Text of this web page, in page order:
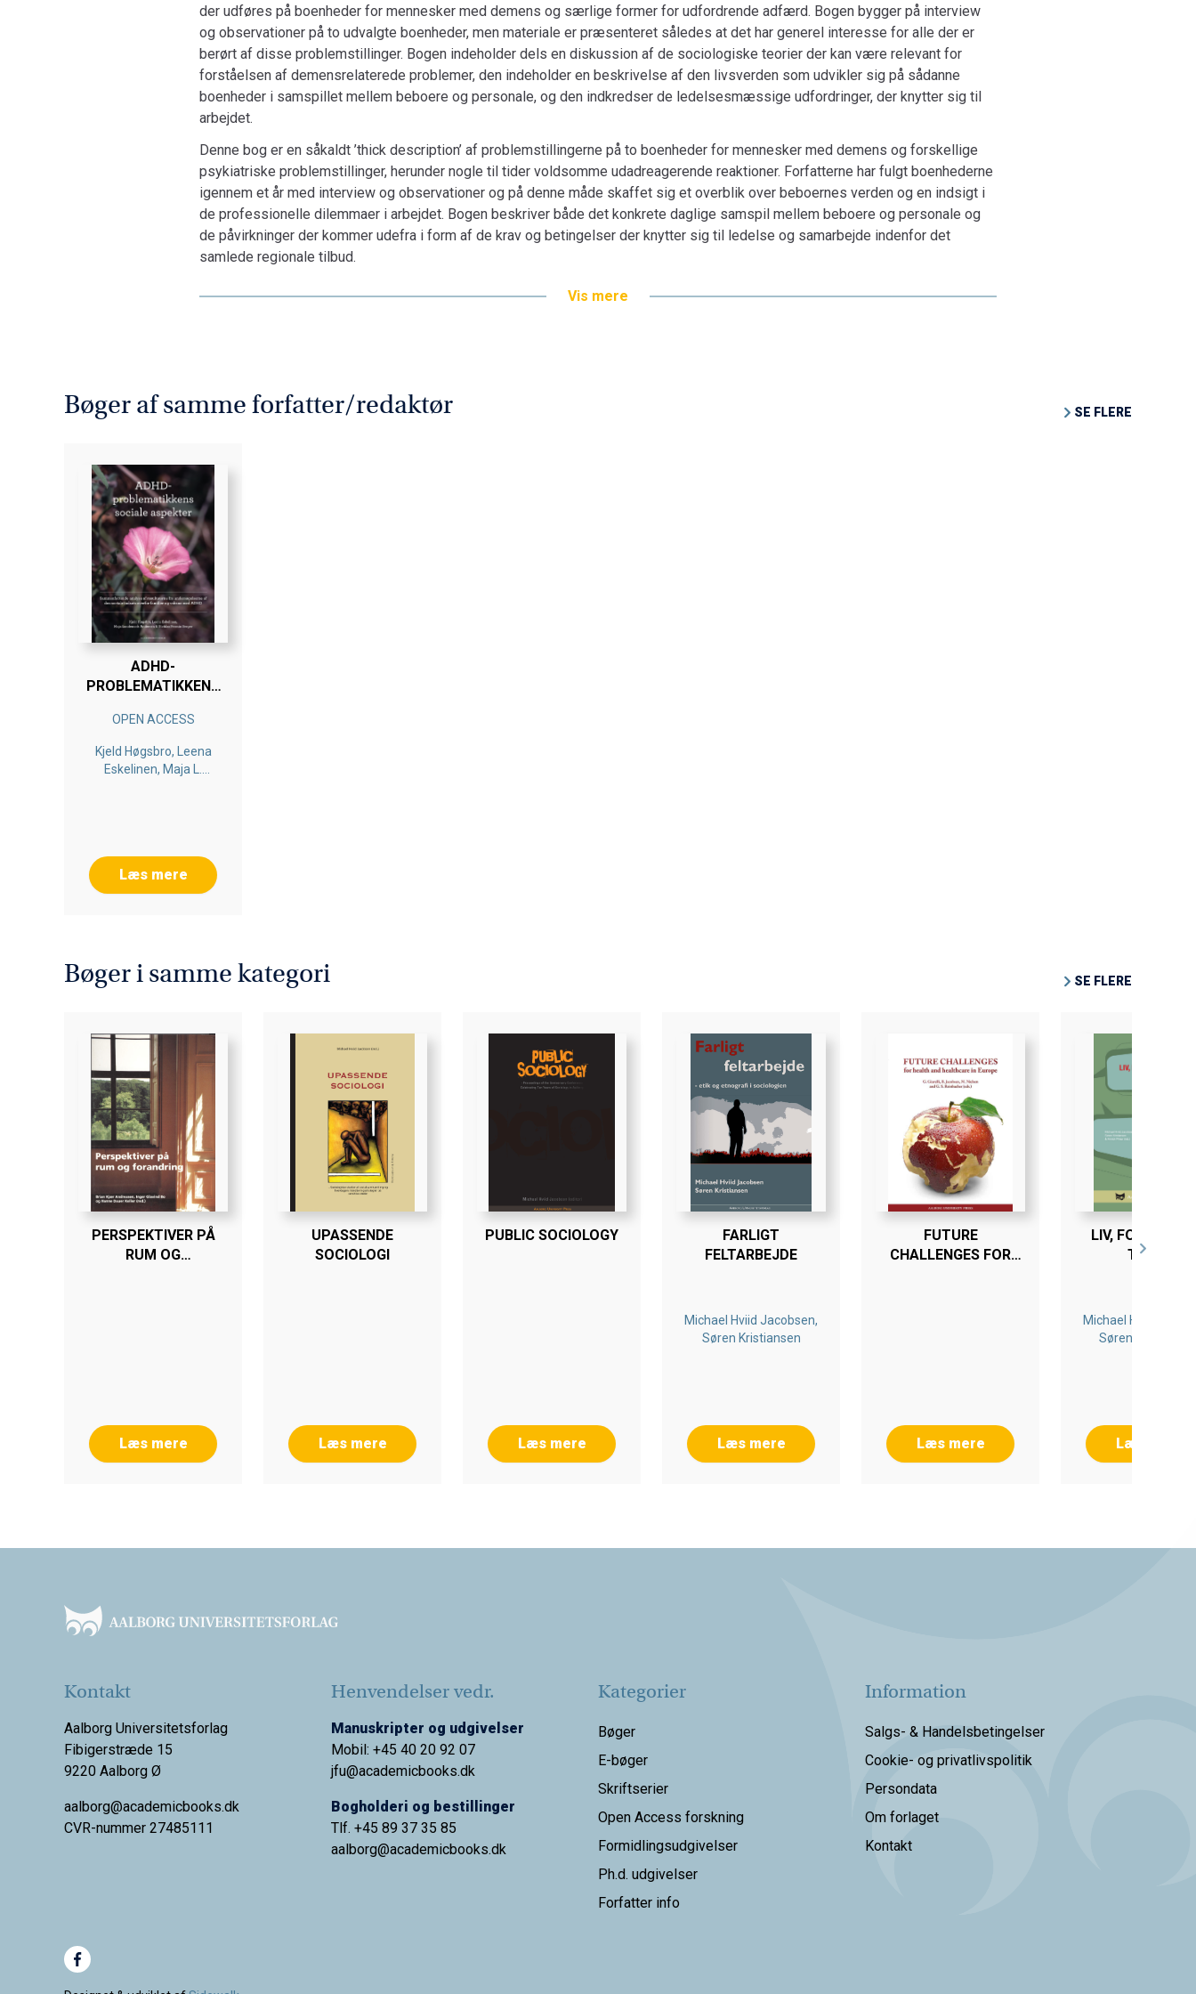
der udføres på boenheder for mennesker med demens og særlige former for udfordrende adfærd. Bogen bygger på interview
og observationer på to udvalgte boenheder, men materiale er præsenteret således at det har generel interesse for alle der er
berørt af disse problemstillinger. Bogen indeholder dels en diskussion af de sociologiske teorier der kan være relevant for
forståelsen af demensrelaterede problemer, den indeholder en beskrivelse af den livsverden som udvikler sig på sådanne
boenheder i samspillet mellem beboere og personale, og den indkredser de ledelsesmæssige udfordringer, der knytter sig til
arbejdet.
Denne bog er en såkaldt ’thick description’ af problemstillingerne på to boenheder for mennesker med demens og forskellige
psykiatriske problemstillinger, herunder nogle til tider voldsomme udadreagerende reaktioner. Forfatterne har fulgt boenhederne
igennem et år med interview og observationer og på denne måde skaffet sig et overblik over beboernes verden og en indsigt i
de professionelle dilemmaer i arbejdet. Bogen beskriver både det konkrete daglige samspil mellem beboere og personale og
de påvirkninger der kommer udefra i form af de krav og betingelser der knytter sig til ledelse og samarbejde indenfor det
samlede regionale tilbud.
Vis mere
Bøger af samme forfatter/redaktør SE FLERE
ADHD-
PROBLEMATIKKENS
OPEN ACCESS
Kjeld Høgsbro, Leena
Eskelinen, Maja L.
Læs mere
Bøger i samme kategori SE FLERE
PERSPEKTIVER PÅ
RUM OG
Læs mere
UPASSENDE
SOCIOLOGI
Læs mere
PUBLIC SOCIOLOGY
Læs mere
FARLIGT
FELTARBEJDE
Michael Hviid Jacobsen,
Søren Kristiansen
Læs mere
FUTURE
CHALLENGES FOR
Læs mere
LIV,
TEKST
Michael Hviid
Søren
Læs mere
Kontakt
Aalborg Universitetsforlag
Fibigerstræde 15
9220 Aalborg Ø
aalborg@academicbooks.dk
CVR-nummer 27485111
Henvendelser vedr.
Manuskripter og udgivelser
Mobil: +45 40 20 92 07
jfu@academicbooks.dk
Bogholderi og bestillinger
Tlf. +45 89 37 35 85
aalborg@academicbooks.dk
Kategorier
Bøger
E-bøger
Skriftserier
Open Access forskning
Formidlingsudgivelser
Ph.d. udgivelser
Forfatter info
Information
Salgs- & Handelsbetingelser
Cookie- og privatlivspolitik
Persondata
Om forlaget
Kontakt